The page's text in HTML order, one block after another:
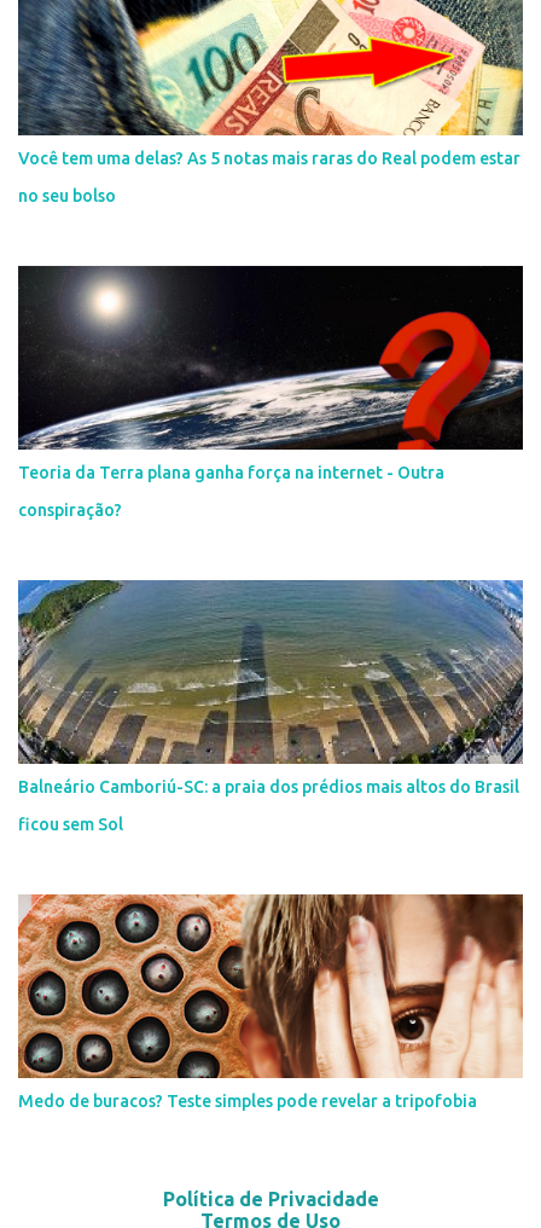
Você tem uma delas? As 5 notas mais raras do Real podem estar
no seu bolso
Teoria da Terra plana ganha força na internet - Outra
conspiração?
Balneário Camboriú-SC: a praia dos prédios mais altos do Brasil
ficou sem Sol
Medo de buracos? Teste simples pode revelar a tripofobia
Política de Privacidade
Termos de Uso